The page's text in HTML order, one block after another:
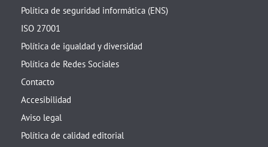
Política de seguridad informática (ENS)
ISO 27001
Política de igualdad y diversidad
Política de Redes Sociales
Contacto
Accesibilidad
Aviso legal
Política de calidad editorial